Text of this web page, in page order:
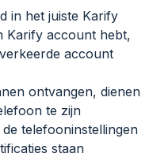
in het juiste Karify
Karify account hebt,
account
ontvangen, dienen
te zijn
telefooninstellingen
staan